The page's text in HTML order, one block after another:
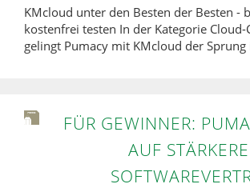
KMcloud unter den Besten der Besten -
kostenfrei testen In der Kategorie
gelingt Pumacy mit KMcloud der Sprung
FÜR GEWINNER:
AUF